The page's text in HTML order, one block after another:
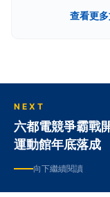
供原創
享、商業
查看更
NEXT
六都電競爭霸戰
運動館年底落成
向下繼續閱讀